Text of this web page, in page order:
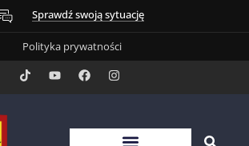
Sprawdź swoją sytuację
Polityka prywatności